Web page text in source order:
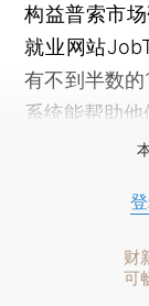
构益普索市
就业网站
有不到半数
系统能帮助他
财
可